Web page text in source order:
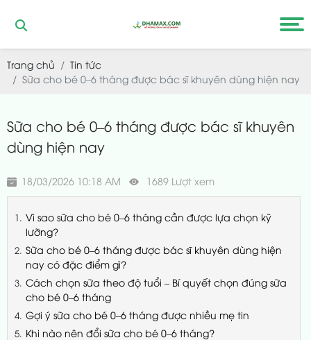
Trang chủ
Tin tức
Sữa cho bé 0–6 tháng được bác sĩ khuyên dùng hiện nay
Sữa cho bé 0–6 tháng được bác sĩ khuyên
dùng hiện nay
18/03/2026 10:18 AM 1689 Lượt xem
Vì sao sữa cho bé 0–6 tháng cần được lựa chọn kỹ
lưỡng?
Sữa cho bé 0–6 tháng được bác sĩ khuyên dùng hiện
nay có đặc điểm gì?
Cách chọn sữa theo độ tuổi – Bí quyết chọn đúng sữa
cho bé 0–6 tháng
Gợi ý sữa cho bé 0–6 tháng được nhiều mẹ tin
Khi nào nên đổi sữa cho bé 0–6 tháng?